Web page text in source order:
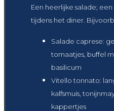
Een heerlijke salade;
tijdens het diner.
Salade caprese:
tomaatjes, buffel
basilicum
Vitello tonnato:
kalfsmuis,
kappertjes